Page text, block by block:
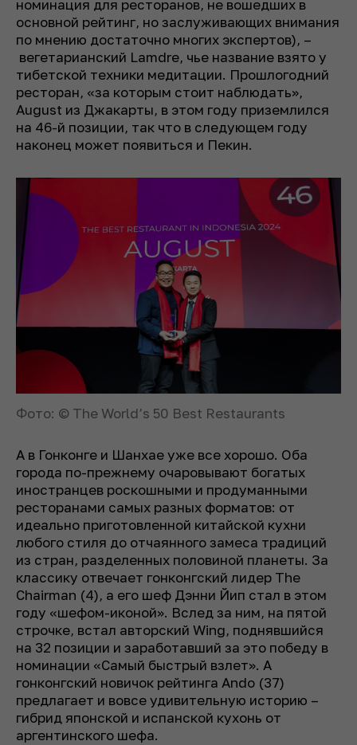
номинация для ресторанов, не вошедших в
основной рейтинг, но заслуживающих внимания
по мнению достаточно многих экспертов), –
вегетарианский Lamdre, чье название взято у
тибетской техники медитации. Прошлогодний
ресторан, «за которым стоит наблюдать»,
August из Джакарты, в этом году приземлился
на 46-й позиции, так что в следующем году
наконец может появиться и Пекин.
Фото: © The World’s 50 Best Restaurants
А в Гонконге и Шанхае уже все хорошо. Оба
города по-прежнему очаровывают богатых
иностранцев роскошными и продуманными
ресторанами самых разных форматов: от
идеально приготовленной китайской кухни
любого стиля до отчаянного замеса традиций
из стран, разделенных половиной планеты. За
классику отвечает гонконгский лидер The
Chairman (4), а его шеф Дэнни Йип стал в этом
году «шефом-иконой». Вслед за ним, на пятой
строчке, встал авторский Wing, поднявшийся
на 32 позиции и заработавший за это победу в
номинации «Самый быстрый взлет». А
гонконгский новичок рейтинга Ando (37)
предлагает и вовсе удивительную историю –
гибрид японской и испанской кухонь от
аргентинского шефа.